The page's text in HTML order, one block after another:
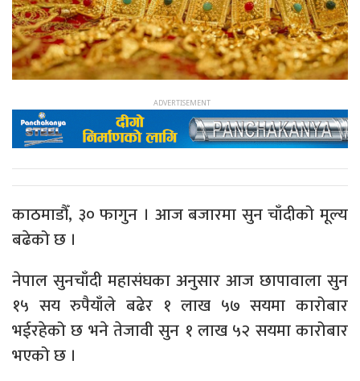
काठमाडौँ, ३० फागुन । आज बजारमा सुन चाँदीको मूल्य
बढेको छ ।
नेपाल सुनचाँदी महासंघका अनुसार आज छापावाला सुन
१५ सय रुपैयाँले बढेर १ लाख ५७ सयमा कारोबार
भईरहेको छ भने तेजावी सुन १ लाख ५२ सयमा कारोबार
भएको छ ।